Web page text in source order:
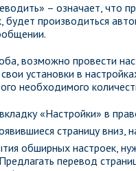
– означает, что
будет производиться
возможно провести
установки в
необходимого
«Настройки» в
страницу вниз,
обширных настроек,
перевод